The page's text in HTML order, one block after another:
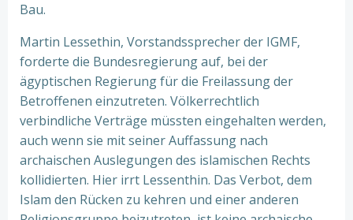
Bau.
Martin Lessethin, Vorstandssprecher der IGMF,
forderte die Bundesregierung auf, bei der
ägyptischen Regierung für die Freilassung der
Betroffenen einzutreten. Völkerrechtlich
verbindliche Verträge müssten eingehalten werden,
auch wenn sie mit seiner Auffassung nach
archaischen Auslegungen des islamischen Rechts
kollidierten. Hier irrt Lessenthin. Das Verbot, dem
Islam den Rücken zu kehren und einer anderen